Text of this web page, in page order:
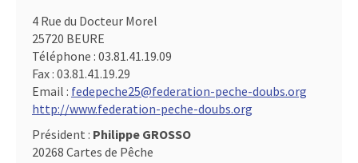
4 Rue du Docteur Morel
25720 BEURE
Téléphone : 03.81.41.19.09
Fax : 03.81.41.19.29
Email : fedepeche25@federation-peche-doubs.org
http://www.federation-peche-doubs.org
Président : Philippe GROSSO
20268 Cartes de Pêche